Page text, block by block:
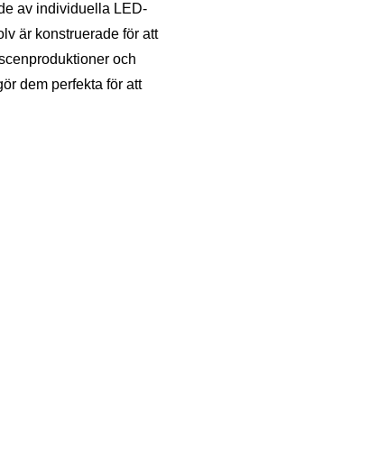
av individuella LED-
är konstruerade för att
och
dem perfekta för att